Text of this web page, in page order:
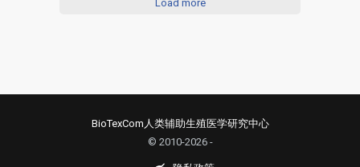
Load more
© 2010-2026 -
BioTexCom人类辅助生殖医学研究中心